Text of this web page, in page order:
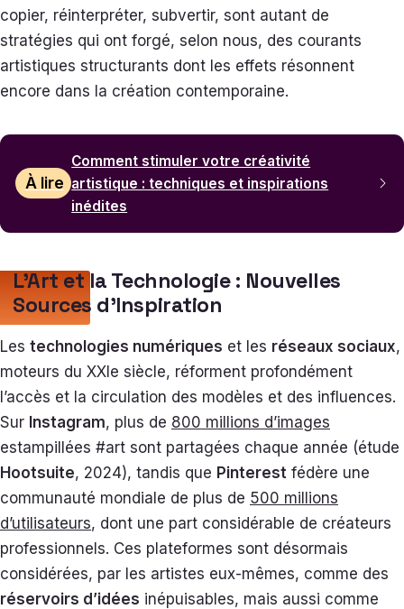
copier, réinterpréter, subvertir, sont autant de
stratégies qui ont forgé, selon nous, des courants
artistiques structurants dont les effets résonnent
encore dans la création contemporaine.
À lire
Comment stimuler votre créativité
artistique : techniques et inspirations
inédites
L’Art et la Technologie : Nouvelles
Sources d’Inspiration
Les technologies numériques et les réseaux sociaux,
moteurs du XXIe siècle, réforment profondément
l’accès et la circulation des modèles et des influences.
Sur Instagram, plus de 800 millions d’images
estampillées #art sont partagées chaque année (étude
Hootsuite, 2024), tandis que Pinterest fédère une
communauté mondiale de plus de 500 millions
d’utilisateurs, dont une part considérable de créateurs
professionnels. Ces plateformes sont désormais
considérées, par les artistes eux-mêmes, comme des
réservoirs d’idées inépuisables, mais aussi comme